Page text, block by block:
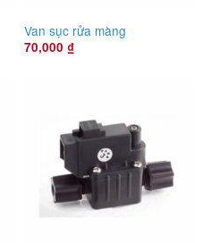
Van sục rửa màng
70,000 ₫